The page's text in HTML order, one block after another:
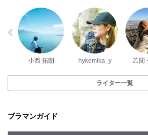
小西 拓朗 hykemika_y 乙間
ライター一覧
ブラマンガイド